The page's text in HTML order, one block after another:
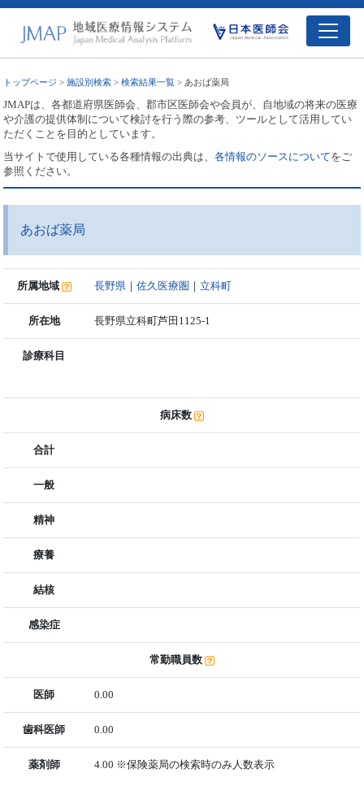
トップページ >施設別検索 >検索結果一覧 > あおば薬局
JMAPは、各都道府県医師会、郡市区医師会や会員が、自地域の将来の医療
や介護の提供体制について検討を行う際の参考、ツールとして活用してい
ただくことを目的としています。
当サイトで使用している各種情報の出典は、各情報のソースについてをご
参照ください。
あおば薬局
所属地域 長野県 ｜佐久医療圏 ｜ 立科町
所在地 長野県立科町芦田1125-1
診療科目
病床数
合計
一般
精神
療養
結核
感染症
常勤職員数
医師 0.00
歯科医師 0.00
薬剤師 4.00 ※保険薬局の検索時のみ人数表示